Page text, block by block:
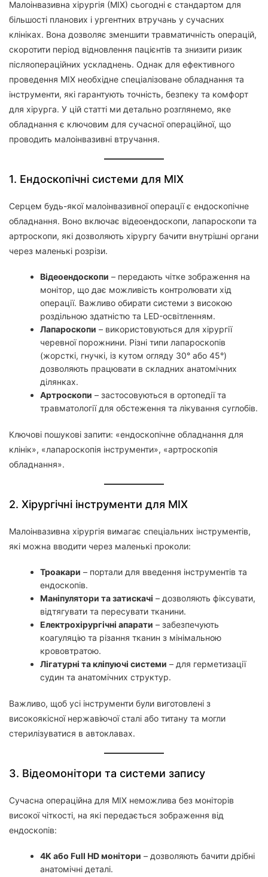
Малоінвазивна хірургія (МІХ) сьогодні є стандартом для
більшості планових і ургентних втручань у сучасних
клініках. Вона дозволяє зменшити травматичність операцій,
скоротити період відновлення пацієнтів та знизити ризик
післяопераційних ускладнень. Однак для ефективного
проведення МІХ необхідне спеціалізоване обладнання та
інструменти, які гарантують точність, безпеку та комфорт
для хірурга. У цій статті ми детально розглянемо, яке
обладнання є ключовим для сучасної операційної, що
проводить малоінвазивні втручання.
1. Ендоскопічні системи для МІХ
Серцем будь-якої малоінвазивної операції є ендоскопічне
обладнання. Воно включає відеоендоскопи, лапароскопи та
артроскопи, які дозволяють хірургу бачити внутрішні органи
через маленькі розрізи.
Відеоендоскопи – передають чітке зображення на
монітор, що дає можливість контролювати хід
операції. Важливо обирати системи з високою
роздільною здатністю та LED-освітленням.
Лапароскопи – використовуються для хірургії
черевної порожнини. Різні типи лапароскопів
(жорсткі, гнучкі, із кутом огляду 30° або 45°)
дозволяють працювати в складних анатомічних
ділянках.
Артроскопи – застосовуються в ортопедії та
травматології для обстеження та лікування суглобів.
Ключові пошукові запити: «ендоскопічне обладнання для
клінік», «лапароскопія інструменти», «артроскопія
обладнання».
2. Хірургічні інструменти для МІХ
Малоінвазивна хірургія вимагає спеціальних інструментів,
які можна вводити через маленькі проколи:
Троакари – портали для введення інструментів та
ендоскопів.
Маніпулятори та затискачі – дозволяють фіксувати,
відтягувати та пересувати тканини.
Електрохірургічні апарати – забезпечують
коагуляцію та різання тканин з мінімальною
крововтратою.
Лігатурні та кліпуючі системи – для герметизації
судин та анатомічних структур.
Важливо, щоб усі інструменти були виготовлені з
високоякісної нержавіючої сталі або титану та могли
стерилізуватися в автоклавах.
3. Відеомонітори та системи запису
Сучасна операційна для МІХ неможлива без моніторів
високої чіткості, на які передається зображення від
ендоскопів:
4K або Full HD монітори – дозволяють бачити дрібні
анатомічні деталі.